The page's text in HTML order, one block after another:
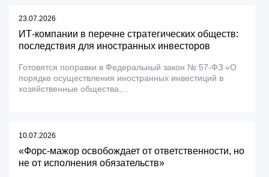
23.07.2026
ИТ-компании в перечне стратегических обществ:
последствия для иностранных инвесторов
Готовятся поправки в Федеральный закон № 57-ФЗ «О
порядке осуществления иностранных инвестиций в
хозяйственные общества,...
10.07.2026
«Форс-мажор освобождает от ответственности, но
не от исполнения обязательств»